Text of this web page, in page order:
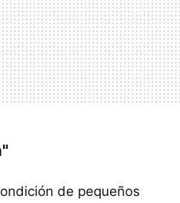
de pequeños